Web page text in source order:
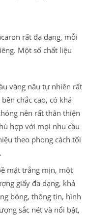
rất đa dạng, mỗi
Một số chất liệu
vàng nâu tự nhiên rất
chắc cao, có khả
nên rất thân thiện
hợp với mọi nhu cầu
theo phong cách tối
mặt trắng mịn, một
giấy đa dạng, khả
bóng, thông tin, hình
sắc nét và nổi bật,